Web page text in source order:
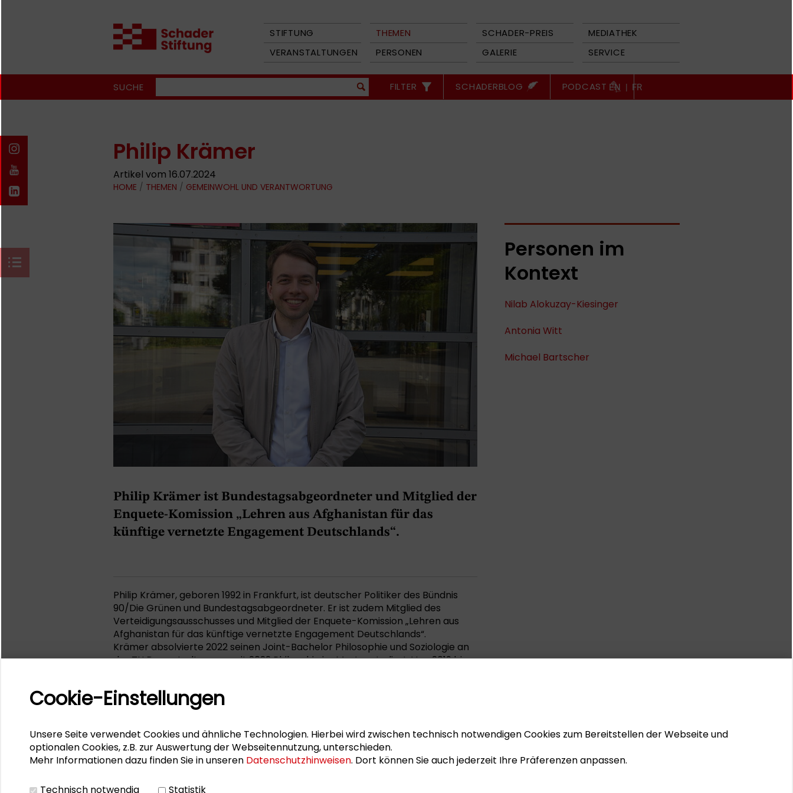
STIFTUNG THEMEN SCHADER-PREIS
MEDIATHEK
VERANSTALTUNGEN
PERSONEN GALERIE SERVICE
SUCHE FILTER SCHADERBLOG PODCAST EN | FR
Philip Krämer
Artikel vom 16.07.2024
HOME / THEMEN / GEMEINWOHL UND VERANTWORTUNG
Philip Krämer ist Bundestagsabgeordneter und Mitglied der
Enquete-Komission „Lehren aus Afghanistan für das
künftige vernetzte Engagement Deutschlands“.
Philip Krämer, geboren 1992 in Frankfurt, ist deutscher Politiker des Bündnis
90/Die Grünen und Bundestagsabgeordneter. Er ist zudem Mitglied des
Verteidigungsausschusses und Mitglied der Enquete-Komission „Lehren aus
Afghanistan für das künftige vernetzte Engagement Deutschlands“.
Krämer absolvierte 2022 seinen Joint-Bachelor Philosophie und Soziologie an
der TU Darmstadt, wo er seit 2022 Philosphie im Master studiert. Von 2019 bis
Krämer hat einige Ehrenämmter inne, wie den Vorsitz des Kinderschutzbundes
KV Darmstadt, den Vorsitz des Kuratoriums der Stiftung des
Deutsch-Israelischen Gesellschaft. Er ist Mitglied bei diversen Förderverein,
wie der Deutschen Akademie für Sprache und Dichtung und der Liberalen
Synagoge.
zwanzigjährigen Engagement Deutschlands in Afghanistan beim
Personen im
Kontext
Nilab Alokuzay-Kiesinger
Antonia Witt
Michael Bartscher
Cookie-Einstellungen
Unsere Seite verwendet Cookies und ähnliche Technologien. Hierbei wird zwischen technisch notwendigen Cookies zum Bereitstellen der Webseite und
optionalen Cookies, z.B. zur Auswertung der Webseitennutzung, unterschieden.
Mehr Informationen dazu finden Sie in unseren Datenschutzhinweisen. Dort können Sie auch jederzeit Ihre Präferenzen anpassen.
Technisch notwendig Statistik